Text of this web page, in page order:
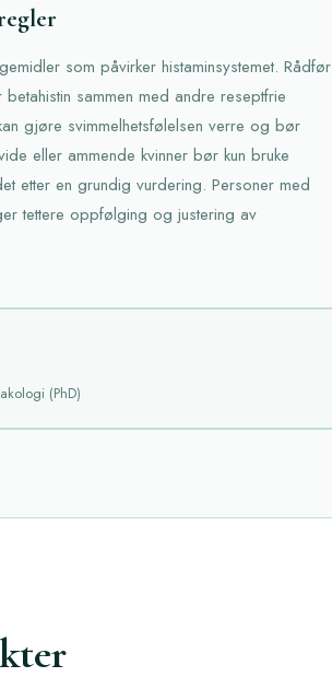
som påvirker histaminsystemet. Rådfør
sammen med andre reseptfrie
gjøre svimmelhetsfølelsen verre og bør
eller ammende kvinner bør kun bruke
etter en grundig vurdering. Personer med
tettere oppfølging og justering av
(PhD)